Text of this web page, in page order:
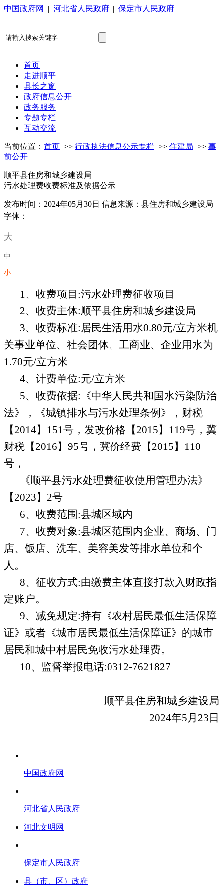
中国政府网 | 河北省人民政府 | 保定市人民政府
首页
走进顺平
县长之窗
政府信息公开
政务服务
专题专栏
互动交流
当前位置： 首页 >> 行政执法信息公示专栏 >> 住建局 >> 事
前公开
顺平县住房和城乡建设局
污水处理费收费标准及依据公示
发布时间：2024年05月30日 信息来源：县住房和城乡建设局
字体：
大
中
小
1、收费项目 :污水处理费征收项目
2、收费主体:顺平县住房和城乡建设局
3、收费标准: 居民生活用水0.80元/立方米机
关事业单位、社会团体、工商业、企业用水为
1.70元/立方米
4、计费单位:元/立方米
5、收费依据: 《中华人民共和国水污染防治
法》 ， 《城镇排水与污水处理条例 》
，财税
【2014】151号，发改价格【2015】119号，冀
财税【2016】95号，冀价经费【2015】110
号，
《顺平县污水处理费征收使用管理办法》
【2023】2号
6、收费范围:县城区域内
7、收费对象:县城区范围内企业、商场、门
店、饭店、洗车、美容美发等排水单位和个
人。
8、征收方式:由缴费主体直接打款入财政指
定账户。
9、减免规定:持有《农村居民最低生活保障
证》或者《城市居民最低生活保障证》的城市
居民和城中村居民免收污水处理费。
10、监督举报电话:0312-7621827
顺平县住房和城乡建设局
2024年5月23日
中国政府网
河北省人民政府
河北文明网
保定市人民政府
县（市、区）政府